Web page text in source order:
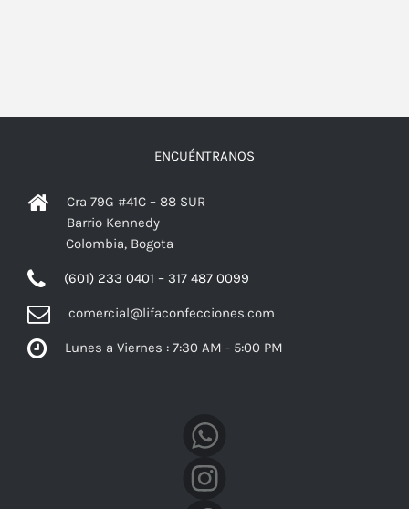
ENCUÉNTRANOS
Cra 79G #41C – 88 SUR
Barrio Kennedy
Colombia, Bogota
(601) 233 0401 – 317 487 0099
comercial@lifaconfecciones.com
Lunes a Viernes : 7:30 AM - 5:00 PM